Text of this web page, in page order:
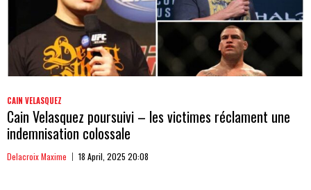
CAIN VELASQUEZ
Cain Velasquez poursuivi – les victimes réclament une
indemnisation colossale
Delacroix Maxime 18 April, 2025 20:08